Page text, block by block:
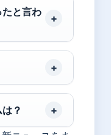
と言わ
？